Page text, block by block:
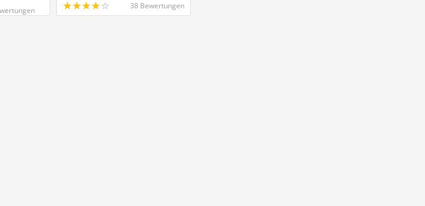
38 Bewertungen